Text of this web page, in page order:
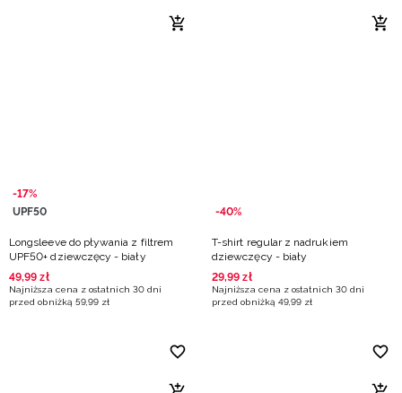
-17%
UPF50
Longsleeve do pływania z filtrem
UPF50+ dziewczęcy - biały
49,99 zł
Najniższa cena z ostatnich 30 dni
przed obniżką 59,99 zł
-40%
T-shirt regular z nadrukiem
dziewczęcy - biały
29,99 zł
Najniższa cena z ostatnich 30 dni
przed obniżką 49,99 zł